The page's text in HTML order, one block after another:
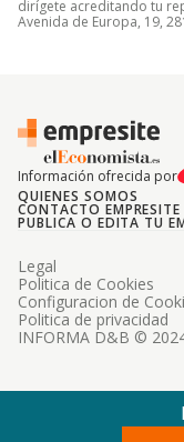
dirígete acreditando tu
Avenida de Europa, 19,
Información ofrecida por
QUIENES SOMOS
CONTACTO EMPRESITE
PUBLICA O EDITA TU
INFORMA D&B ©
Legal
Politica de Cookies
Configuracion de
Politica de privacidad